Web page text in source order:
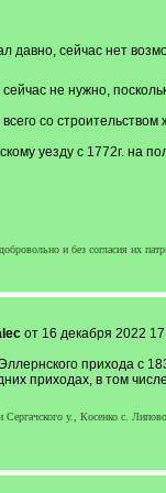
давно, сейчас нет
не нужно,
со строительством
уезду с 1772г. на
и без согласия их
от 16 декабря 2022
прихода с
приходах, в том
у., Косенко с.